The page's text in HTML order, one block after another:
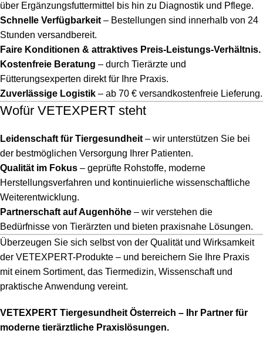
über Ergänzungsfuttermittel bis hin zu Diagnostik und Pflege.
Schnelle Verfügbarkeit – Bestellungen sind innerhalb von 24
Stunden versandbereit.
Faire Konditionen & attraktives Preis-Leistungs-Verhältnis.
Kostenfreie Beratung – durch Tierärzte und
Fütterungsexperten direkt für Ihre Praxis.
Zuverlässige Logistik – ab 70 € versandkostenfreie Lieferung.
Wofür VETEXPERT steht
Leidenschaft für Tiergesundheit – wir unterstützen Sie bei
der bestmöglichen Versorgung Ihrer Patienten.
Qualität im Fokus – geprüfte Rohstoffe, moderne
Herstellungsverfahren und kontinuierliche wissenschaftliche
Weiterentwicklung.
Partnerschaft auf Augenhöhe – wir verstehen die
Bedürfnisse von Tierärzten und bieten praxisnahe Lösungen.
Überzeugen Sie sich selbst von der Qualität und Wirksamkeit
der VETEXPERT-Produkte – und bereichern Sie Ihre Praxis
mit einem Sortiment, das Tiermedizin, Wissenschaft und
praktische Anwendung vereint.
VETEXPERT Tiergesundheit Österreich – Ihr Partner für
moderne tierärztliche Praxislösungen.